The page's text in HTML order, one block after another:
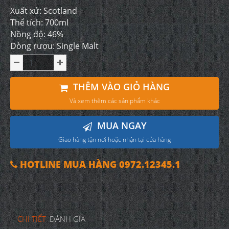
Xuất xứ: Scotland
Thể tích: 700ml
Nồng độ: 46%
Dòng rượu: Single Malt
THÊM VÀO GIỎ HÀNG
Và xem thêm các sản phẩm khác
MUA NGAY
Giao hàng tận nơi hoặc nhận tại cửa hàng
HOTLINE MUA HÀNG 0972.12345.1
CHI TIẾT ĐÁNH GIÁ